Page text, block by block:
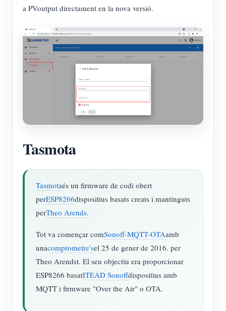
a PVoutput directament en la nova versió.
Tasmota
Tasmotaés un firmware de codi obert
perESP8266dispositius basats creats i mantinguts
perTheo Arends.
Tot va començar comSonoff-MQTT-OTAamb
unacomprometre'sel 25 de gener de 2016. per
Theo Arendst. El seu objectiu era proporcionar
ESP8266 basatITEAD Sonoffdispositius amb
MQTT i firmware "Over the Air" o OTA.